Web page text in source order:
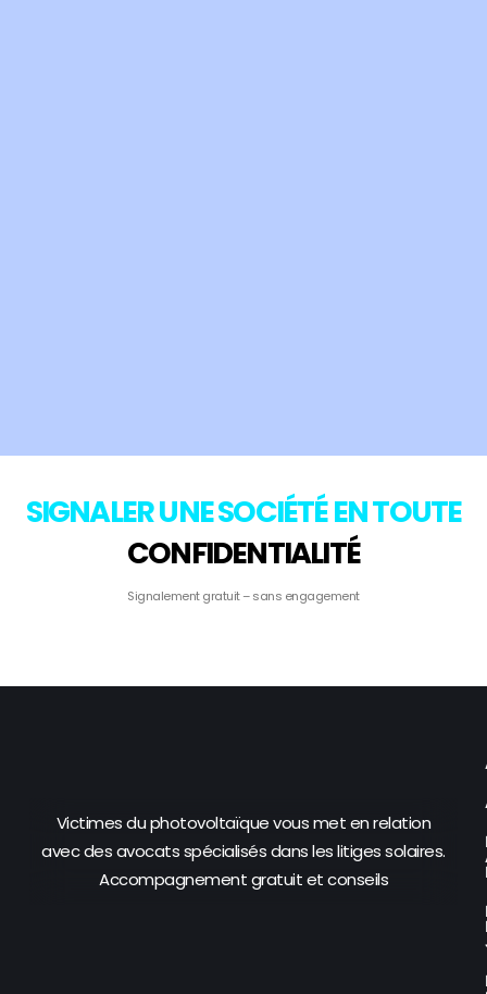
SIGNALER UNE SOCIÉTÉ EN TOUTE
CONFIDENTIALITÉ
Signalement gratuit – sans engagement
Victimes du photovoltaïque vous met en relation
avec des avocats spécialisés dans les litiges solaires.
Accompagnement gratuit et conseils